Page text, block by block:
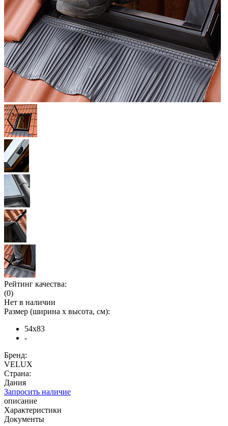
Рейтинг качества:
(0)
Нет в наличии
Размер (ширина х высота, см):
54x83
-
Бренд:
VELUX
Страна:
Дания
Запросить наличие
описание
Характеристики
Документы